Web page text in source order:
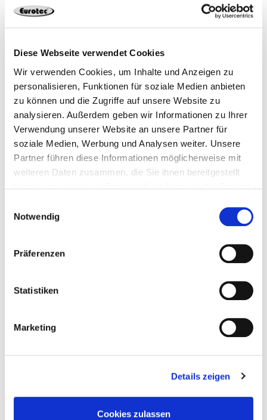
Diese Webseite verwendet Cookies
Wir verwenden Cookies, um Inhalte und Anzeigen zu
personalisieren, Funktionen für soziale Medien anbieten
zu können und die Zugriffe auf unsere Website zu
analysieren. Außerdem geben wir Informationen zu Ihrer
Verwendung unserer Website an unsere Partner für
soziale Medien, Werbung und Analysen weiter. Unsere
Partner führen diese Informationen möglicherweise mit
weiteren Daten zusammen, die Sie ihnen bereitgestellt
Notwendig
Präferenzen
Statistiken
Marketing
Details zeigen
Cookies zulassen
111249 4,8 mm 30 mm
14,5 mm 200 4250207427544
111250 4,8 mm 35 mm
200 4250207427575